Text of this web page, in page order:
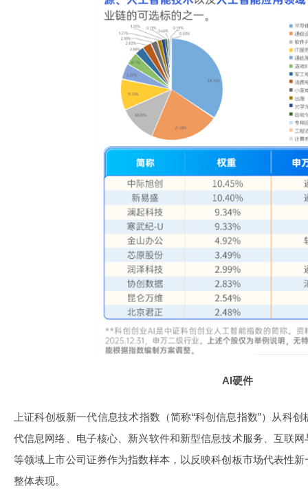
AI硬件
上证科创板新一代信息技术指数（简称“科创信息指数”）从科
代信息网络、电子核心、新兴软件和新型信息技术服务、互联
等领域上市公司证券作为指数样本，以反映科创板市场代表性
整体表现。